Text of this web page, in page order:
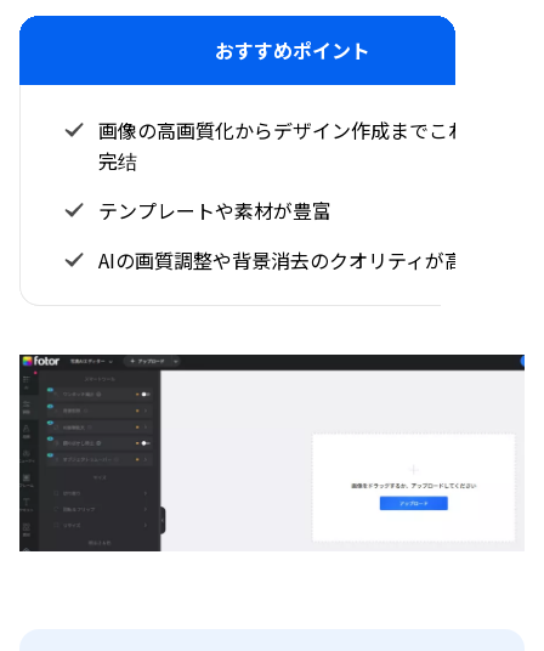
おすすめポイント
画像の高画質化からデザイン作成までこれ1つで
完结
テンプレートや素材が豊富
AIの画質調整や背景消去のクオリティが高い